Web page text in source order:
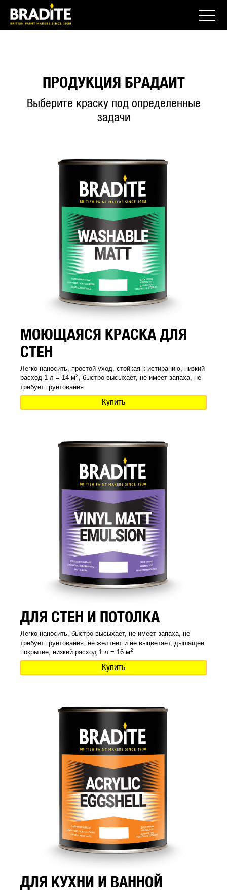
ПРОДУКЦИЯ БРАДАЙТ
Выберите краску под определенные
задачи
МОЮЩАЯСЯ КРАСКА ДЛЯ
СТЕН
Легко наносить, простой уход, стойкая к истиранию, низкий
расход 1 л = 14 м2
, быстро высыхает, не имеет запаха, не
требует грунтования
Купить
ДЛЯ СТЕН И ПОТОЛКА
Легко наносить, быстро высыхает, не имеет запаха, не
требует грунтования, не желтеет и не выцветает, дышащее
покрытие, низкий расход 1 л = 16 м2
Купить
ДЛЯ КУХНИ И ВАННОЙ